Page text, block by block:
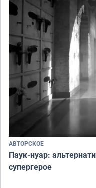
АВТОРСКОЕ
Паук-нуар:
супергерое